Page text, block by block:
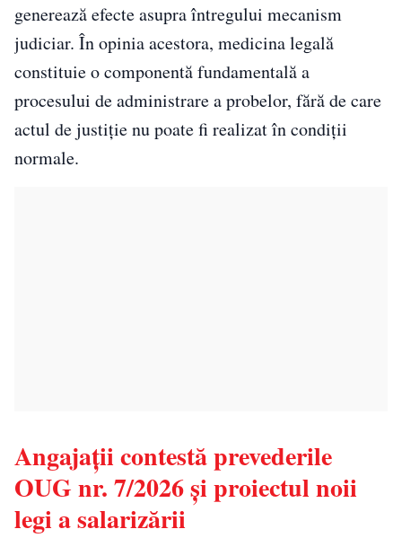
generează efecte asupra întregului mecanism
judiciar. În opinia acestora, medicina legală
constituie o componentă fundamentală a
procesului de administrare a probelor, fără de care
actul de justiție nu poate fi realizat în condiții
normale.
Angajații contestă prevederile
OUG nr. 7/2026 și proiectul noii
legi a salarizării